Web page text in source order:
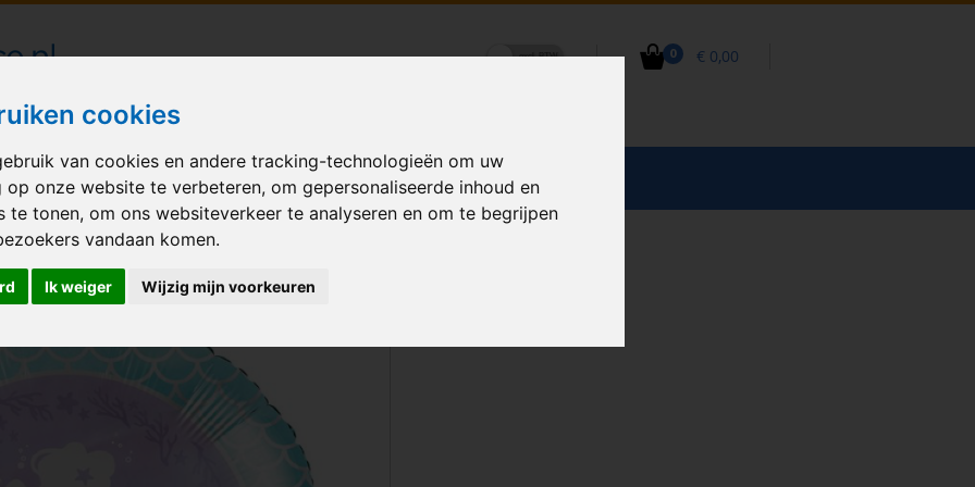
cookies
van cookies en andere tracking-technologieën om uw
op onze website te verbeteren, om gepersonaliseerde inhoud en
te tonen, om ons websiteverkeer te analyseren en om te begrijpen
vandaan komen.
Ik weiger Wijzig mijn voorkeuren
0 € 0,00
bezorgd in heel Nederland
BALLONNEN GELEGENHEID VERHUUR BEDRUKKEN ACCESSOIRES